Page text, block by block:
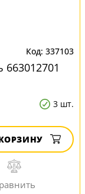
337103
663012701
3 шт.